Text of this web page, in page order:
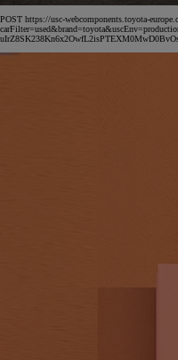
POST https://usc-webcomponents.toyota-